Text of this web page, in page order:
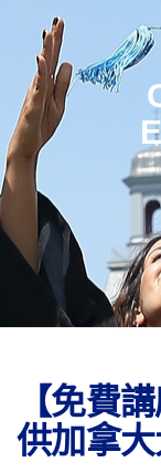
【免費
供加拿